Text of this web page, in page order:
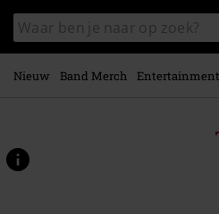
naar
hoofdinhoud
Zoek
in
catalogus
Nieuw Band Merch Entertainment